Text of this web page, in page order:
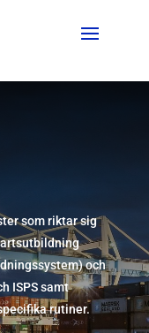
som riktar sig
och
ISPS samt
rutiner.